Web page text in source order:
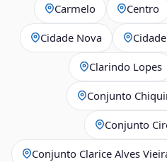
Carmelo Centro
Cidade Nova
Clarindo Lopes
Conjunto
Conjunto
Conjunto Clarice Alves